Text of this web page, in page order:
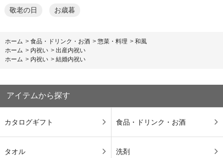
敬老の日 お歳暮
ホーム > 食品・ドリンク・お酒 > 惣菜・料理 > 和風
ホーム > 内祝い > 出産内祝い
ホーム > 内祝い > 結婚内祝い
アイテムから探す
カタログギフト 食品・ドリンク・お酒
タオル 洗剤